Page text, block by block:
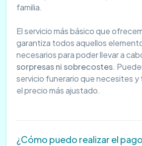
familia.
El servicio más básico que
garantiza todos aquellos
necesarios para poder llevar a
sorpresas ni sobrecostes.
servicio funerario que necesites y
el precio más ajustado.
¿Cómo puedo realizar el